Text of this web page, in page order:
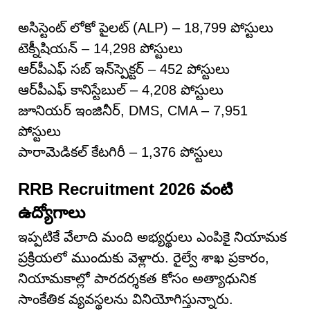
అసిస్టెంట్ లోకో పైలట్ (ALP) – 18,799 పోస్టులు
టెక్నీషియన్ – 14,298 పోస్టులు
ఆర్‌పీఎఫ్ సబ్ ఇన్‌స్పెక్టర్ – 452 పోస్టులు
ఆర్‌పీఎఫ్ కానిస్టేబుల్ – 4,208 పోస్టులు
జూనియర్ ఇంజినీర్, DMS, CMA – 7,951
పోస్టులు
పారామెడికల్ కేటగిరీ – 1,376 పోస్టులు
RRB Recruitment 2026 వంటి
ఉద్యోగాలు
ఇప్పటికే వేలాది మంది అభ్యర్థులు ఎంపికై నియామక
ప్రక్రియలో ముందుకు వెళ్లారు. రైల్వే శాఖ ప్రకారం,
నియామకాల్లో పారదర్శకత కోసం అత్యాధునిక
సాంకేతిక వ్యవస్థలను వినియోగిస్తున్నారు.